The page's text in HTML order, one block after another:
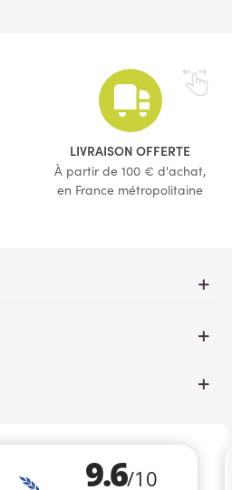
(2 avis)
LIVRAISON OFFERTE
À partir de 100 € d'achat,
en France métropolitaine